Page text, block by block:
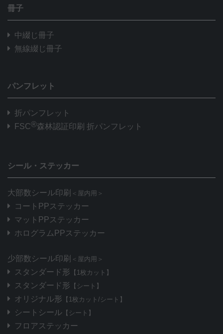
冊子
中綴じ冊子
無線綴じ冊子
パンフレット
折パンフレット
FSC®森林認証印刷 折パンフレット
シール・ステッカー
大部数シール印刷 ＜屋内用＞
コートPPステッカー
マットPPステッカー
ホログラムPPステッカー
少部数シール印刷 ＜屋内用＞
スタンダード形 【1枚カット】
スタンダード形 【シート】
オリジナル形 【1枚カット/シート】
シートシール 【シート】
フロアステッカー